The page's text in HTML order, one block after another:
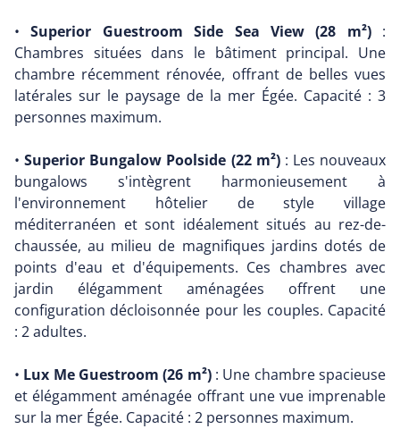
•Superior Guestroom Side Sea View (28 m²):
Chambres situées dans le bâtiment principal. Une
chambre récemment rénovée, offrant de belles vues
latérales sur le paysage de la mer Égée. Capacité : 3
personnes maximum.
•Superior Bungalow Poolside (22 m²): Les nouveaux
bungalows s'intègrent harmonieusement à
l'environnement hôtelier de style village
méditerranéen et sont idéalement situés au rez-de-
chaussée, au milieu de magnifiques jardins dotés de
points d'eau et d'équipements. Ces chambres avec
jardin élégamment aménagées offrent une
configuration décloisonnée pour les couples. Capacité
: 2 adultes.
• Lux Me Guestroom (26 m²): Une chambre spacieuse
et élégamment aménagée offrant une vue imprenable
sur la mer Égée. Capacité : 2 personnes maximum.